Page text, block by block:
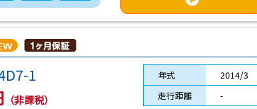
1
（非課税）
年式
2014/3
走行距離
-